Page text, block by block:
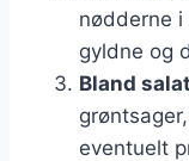
nødderne
gyldne og
Bland
eventuelt